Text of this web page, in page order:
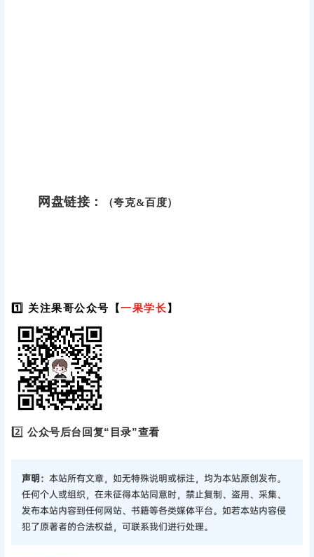
网盘链接： （夸克&百度）
1️⃣ 关注果哥公众号【一果学长】
2️⃣公众号后台回复“目录”查看
声明： 本站所有文章，如无特殊说明或标注，均为本站原创发布。
任何个人或组织，在未征得本站同意时，禁止复制、盗用、采集、
发布本站内容到任何网站、书籍等各类媒体平台。如若本站内容侵
犯了原著者的合法权益，可联系我们进行处理。